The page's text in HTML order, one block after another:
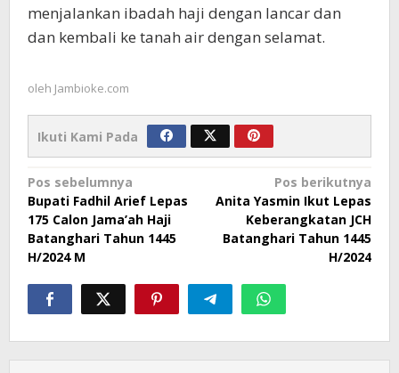
menjalankan ibadah haji dengan lancar dan
dan kembali ke tanah air dengan selamat.
oleh Jambioke.com
Ikuti Kami Pada
Navigasi
pos
Pos sebelumnya
Bupati Fadhil Arief Lepas
175 Calon Jama’ah Haji
Batanghari Tahun 1445
H/2024 M
Pos berikutnya
Anita Yasmin Ikut Lepas
Keberangkatan JCH
Batanghari Tahun 1445
H/2024